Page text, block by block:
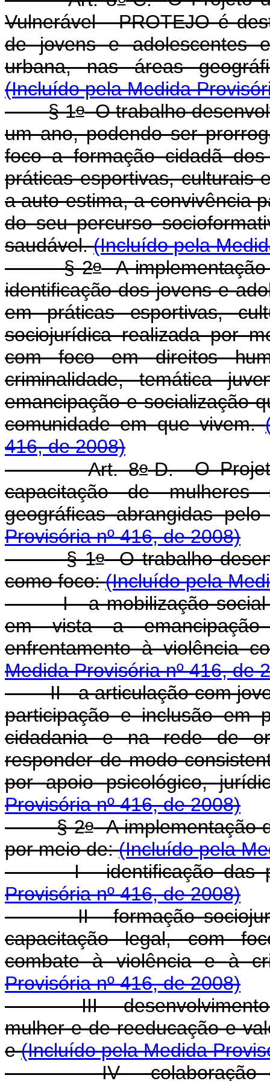
Vulnerável - PROTEJO é
de jovens e adolescentes
urbana, nas áreas
(Incluído pela Medida
§ 1oO trabalho
um ano, podendo ser
foco a formação cidadã
práticas esportivas, culturais
a auto-estima, a convivência
do seu percurso
saudável.(Incluído pela
§ 2oA implementação
identificação dos jovens e
em práticas esportivas,
sociojurídica realizada por
com foco em direitos
criminalidade, temática
emancipação e socialização
comunidade em que vivem.
416, de 2008)
Art. 8o-D.O
capacitação de mulheres
geográficas abrangidas
Provisória nº 416, de 2008)
§ 1oO trabalho
como foco:(Incluído pela
I - a mobilização social
em vista a
enfrentamento à violência
Medida Provisória nº 416, de
II - a articulação com
participação e inclusão em
cidadania e na rede de
responder de modo
por apoio psicológico,
Provisória nº 416, de 2008)
§ 2oA implementação
por meio de:(Incluído pela
I - identificação das
Provisória nº 416, de 2008)
II - formação
capacitação legal, com
combate à violência e à
Provisória nº 416, de 2008)
III - desenvolvimento de
mulher e de reeducação e
e(Incluído pela Medida
IV - colaboração com